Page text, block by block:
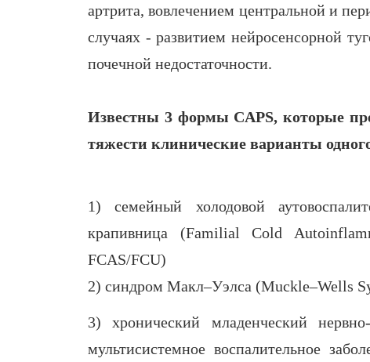
артрита, вовлечением центральной и
случаях - развитием нейросенсорной
почечной недостаточности.
Известны 3 формы CAPS, которые
тяжести клинические варианты
1) семейный холодовой
крапивница (Familial Cold
FCAS/FCU)
2) синдром Макл–Уэлса (Muckle–Wells
3) хронический младенческий
мультисистемное воспалительное